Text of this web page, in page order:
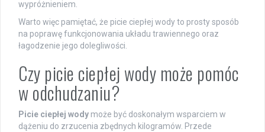
wypróżnieniem.
Warto więc pamiętać, że picie ciepłej wody to prosty sposób
na poprawę funkcjonowania układu trawiennego oraz
łagodzenie jego dolegliwości.
Czy picie ciepłej wody może pomóc
w odchudzaniu?
Picie ciepłej wody może być doskonałym wsparciem w
dążeniu do zrzucenia zbędnych kilogramów. Przede